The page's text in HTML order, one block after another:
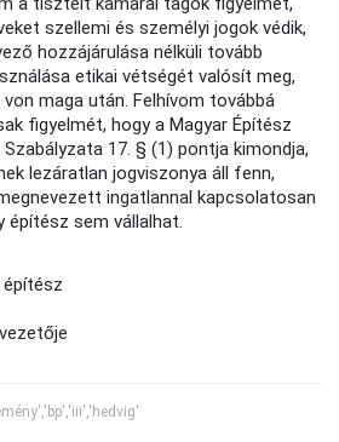
szellemi és személyi jogok védik,
hozzájárulása nélküli tovább
etikai vétségét valósít meg,
maga után. Felhívom továbbá
figyelmét, hogy a Magyar Építész
17. § (1) pontja kimondja,
lezáratlan jogviszonya áll fenn,
ingatlannal kapcsolatosan
építész sem vállalhat.
építész